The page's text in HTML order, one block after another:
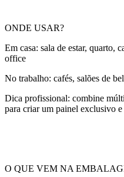
ONDE USAR?
Em casa: sala de estar, quarto,
office
No trabalho: cafés, salões de
Dica profissional: combine
para criar um painel exclusivo
O QUE VEM NA